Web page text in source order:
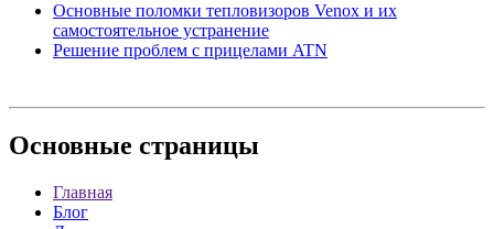
Основные поломки тепловизоров Venox и их
самостоятельное устранение
Решение проблем с прицелами ATN
Основные страницы
Главная
Блог